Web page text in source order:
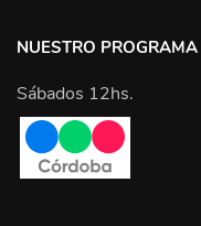
NUESTRO PROGRAMA
Sábados 12hs.